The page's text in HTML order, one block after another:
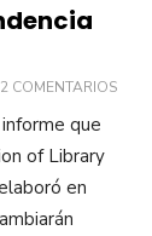
2 COMENTARIOS
que
of Library
en